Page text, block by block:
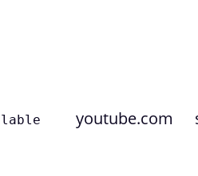
youtube.com